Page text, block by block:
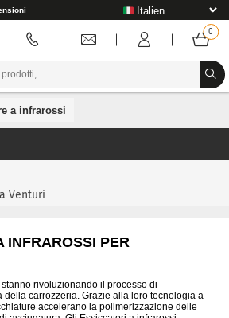
CARROZZERIA
a infrarossi
Venturi
INFRAROSSI PER
rivoluzionando il processo di
della carrozzeria. Grazie alla loro tecnologia a
accelerano la polimerizzazione delle